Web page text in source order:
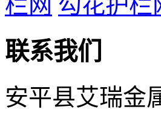
联系我们
安平县艾瑞金